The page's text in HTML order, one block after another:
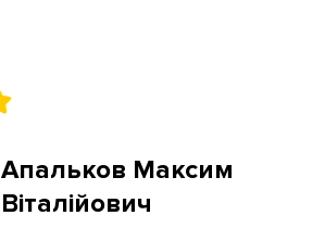
Апальков Максим
Віталійович